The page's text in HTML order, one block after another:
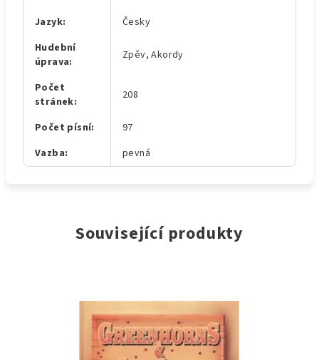
Jazyk:
Česky
Hudební
úprava: Zpěv, Akordy
Počet
stránek: 208
Počet písní:
97
Vazba: pevná
Související produkty